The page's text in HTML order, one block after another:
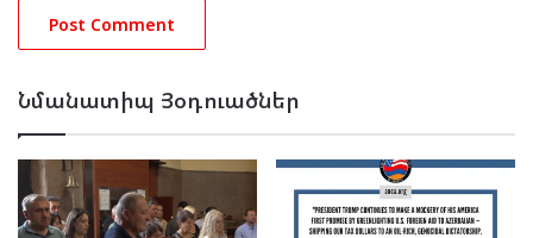
Նմանատիպ Յօդուածներ